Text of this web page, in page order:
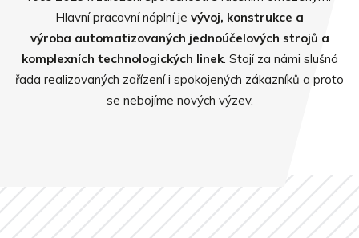
Hlavní pracovní náplní je vývoj, konstrukce a
výroba automatizovaných jednoúčelových strojů a
komplexních technologických linek. Stojí za námi slušná
řada realizovaných zařízení i spokojených zákazníků a proto
se nebojíme nových výzev.